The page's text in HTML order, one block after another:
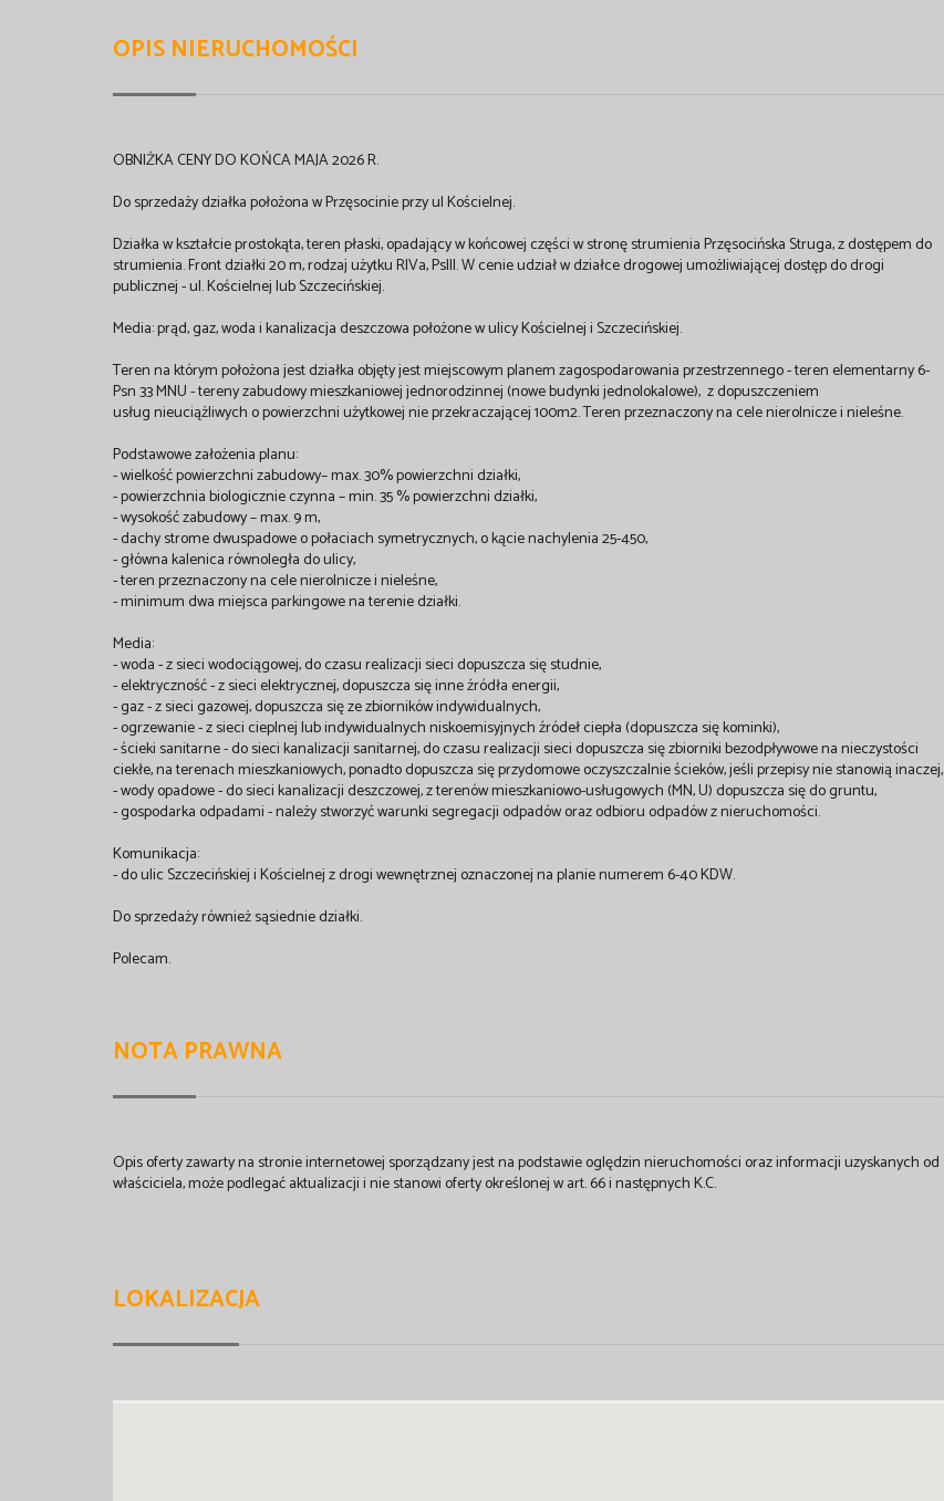
OPIS NIERUCHOMOŚCI
OBNIŻKA CENY DO KOŃCA MAJA 2026 R.
Do sprzedaży działka położona w Przęsocinie przy ul Kościelnej.
Działka w kształcie prostokąta, teren płaski, opadający w końcowej części w stronę strumienia Przęsocińska Struga, z dostępem do
strumienia. Front działki 20 m, rodzaj użytku RIVa, PsIII. W cenie udział w działce drogowej umożliwiającej dostęp do drogi
publicznej - ul. Kościelnej lub Szczecińskiej.
Media: prąd, gaz, woda i kanalizacja deszczowa położone w ulicy Kościelnej i Szczecińskiej.
Teren na którym położona jest działka objęty jest miejscowym planem zagospodarowania przestrzennego - teren elementarny 6-
Psn 33 MNU - tereny zabudowy mieszkaniowej jednorodzinnej (nowe budynki jednolokalowe), z dopuszczeniem
usług nieuciążliwych o powierzchni użytkowej nie przekraczającej 100m2. Teren przeznaczony na cele nierolnicze i nieleśne.
Podstawowe założenia planu:
- wielkość powierzchni zabudowy– max. 30% powierzchni działki,
- powierzchnia biologicznie czynna – min. 35 % powierzchni działki,
- wysokość zabudowy – max. 9 m,
- dachy strome dwuspadowe o połaciach symetrycznych, o kącie nachylenia 25-450,
- główna kalenica równoległa do ulicy,
- teren przeznaczony na cele nierolnicze i nieleśne,
- minimum dwa miejsca parkingowe na terenie działki.
Media:
- woda - z sieci wodociągowej, do czasu realizacji sieci dopuszcza się studnie,
- elektryczność - z sieci elektrycznej, dopuszcza się inne źródła energii,
- gaz - z sieci gazowej, dopuszcza się ze zbiorników indywidualnych,
- ogrzewanie - z sieci cieplnej lub indywidualnych niskoemisyjnych źródeł ciepła (dopuszcza się kominki),
- ścieki sanitarne - do sieci kanalizacji sanitarnej, do czasu realizacji sieci dopuszcza się zbiorniki bezodpływowe na nieczystości
ciekłe, na terenach mieszkaniowych, ponadto dopuszcza się przydomowe oczyszczalnie ścieków, jeśli przepisy nie stanowią inaczej,
- wody opadowe - do sieci kanalizacji deszczowej, z terenów mieszkaniowo-usługowych (MN, U) dopuszcza się do gruntu,
- gospodarka odpadami - należy stworzyć warunki segregacji odpadów oraz odbioru odpadów z nieruchomości.
Komunikacja:
- do ulic Szczecińskiej i Kościelnej z drogi wewnętrznej oznaczonej na planie numerem 6-40 KDW.
Do sprzedaży również sąsiednie działki.
Polecam.
NOTA PRAWNA
Opis oferty zawarty na stronie internetowej sporządzany jest na podstawie oględzin nieruchomości oraz informacji uzyskanych od
właściciela, może podlegać aktualizacji i nie stanowi oferty określonej w art. 66 i następnych K.C.
LOKALIZACJA